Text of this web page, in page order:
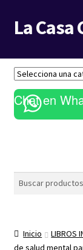
Ir
a
navegación
Ir
al
La Casa
LIBRERÍA
BLOG
S
e
l
e
a
c
Chat en
Buscar
Inicio LIBROS
de salud mental